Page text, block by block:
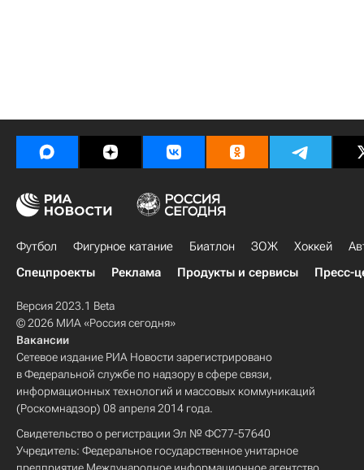
Футбол Фигурное катание Биатлон ЗОЖ Хоккей
Спецпроекты
Реклама Продукты и сервисы Пресс-
Версия 2023.1 Beta
© 2026 МИА «Россия сегодня»
Вакансии
Сетевое издание РИА Новости зарегистрировано
в Федеральной службе по надзору в сфере связи,
информационных технологий и массовых коммуникаций
(Роскомнадзор) 08 апреля 2014 года.
Свидетельство о регистрации Эл № ФС77-57640
Учредитель: Федеральное государственное унитарное